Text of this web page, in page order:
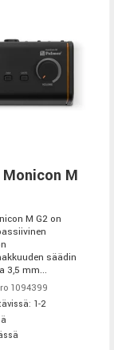
Monicon M
M G2 on
säädin
3,5 mm...
1094399
1-2